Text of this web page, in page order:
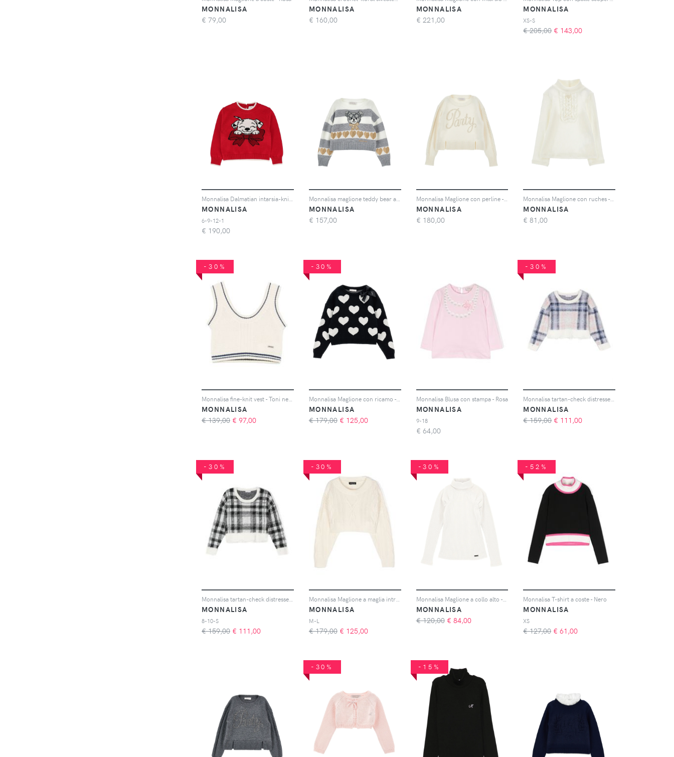
MONNALISA
€ 79,00
MONNALISA
€ 160,00
MONNALISA
€ 221,00
MONNALISA
XS-S
€ 205,00 € 143,00
MONNALISA
6-9-12-1
€ 190,00
Monnalisa maglione teddy bear a righe - Bianco
MONNALISA
€ 157,00
Monnalisa Maglione con perline - Bianco
MONNALISA
€ 180,00
MONNALISA
€ 81,00
-30%
MONNALISA
€ 139,00 € 97,00
-30%
Monnalisa Maglione con ricamo - Nero
MONNALISA
€ 179,00 € 125,00
Monnalisa Blusa con stampa - Rosa
MONNALISA
9-18
€ 64,00
-30%
MONNALISA
€ 159,00 € 111,00
-30%
MONNALISA
8-10-S
€ 159,00 € 111,00
-30%
Monnalisa Maglione a maglia intrecciata - Toni neutri
MONNALISA
M-L
€ 179,00 € 125,00
-30%
Monnalisa Maglione a collo alto - Bianco
MONNALISA
€ 120,00 € 84,00
-52%
Monnalisa T-shirt a coste - Nero
MONNALISA
XS
€ 127,00 € 61,00
-30% -15%